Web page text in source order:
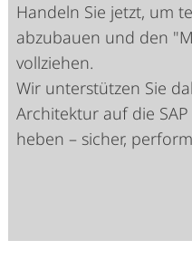
Handeln Sie jetzt, um
abzubauen und den
vollziehen.
Wir unterstützen Sie
Architektur auf die
heben – sicher,